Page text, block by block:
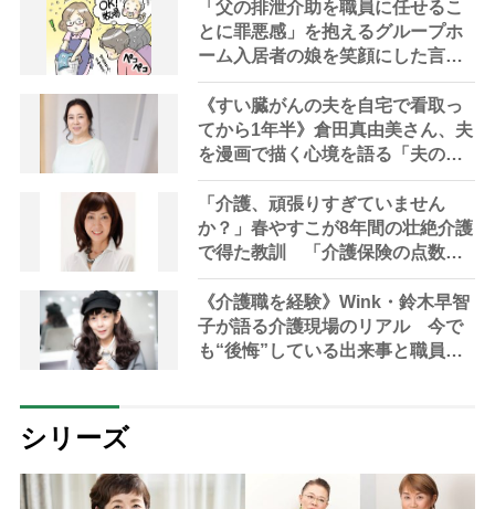
「父の排泄介助を職員に任せるこ
とに罪悪感」を抱えるグループホ
ーム入居者の娘を笑顔にした言葉
と行動｜現役介護職員で作家の畑
江ちか子さんが綴る奮闘記
《すい臓がんの夫を自宅で看取っ
てから1年半》倉田真由美さん、夫
を漫画で描く心境を語る「夫の声
が聴こえてくる気がして…どうし
ても泣けてきてしまう」
「介護、頑張りすぎていません
か？」春やすこが8年間の壮絶介護
で得た教訓 「介護保険の点数は
使い切れ」と語る理由や“一人で抱
え込み心身が壊れる前に知ってお
きたいこと”
《介護職を経験》Wink・鈴木早智
子が語る介護現場のリアル 今で
も“後悔”している出来事と職員の
シリーズ